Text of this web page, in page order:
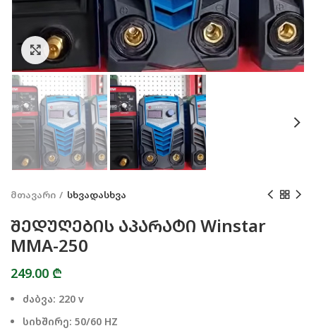
Click to enlarge
მთავარი სხვადასხვა
ᲨᲔᲓᲣᲦᲔᲑᲘᲡ ᲐᲞᲐᲠᲐᲢᲘ Winstar
MMA-250
249.00 ₾
ძაბვა: 220 v
სიხშირე: 50/60 HZ